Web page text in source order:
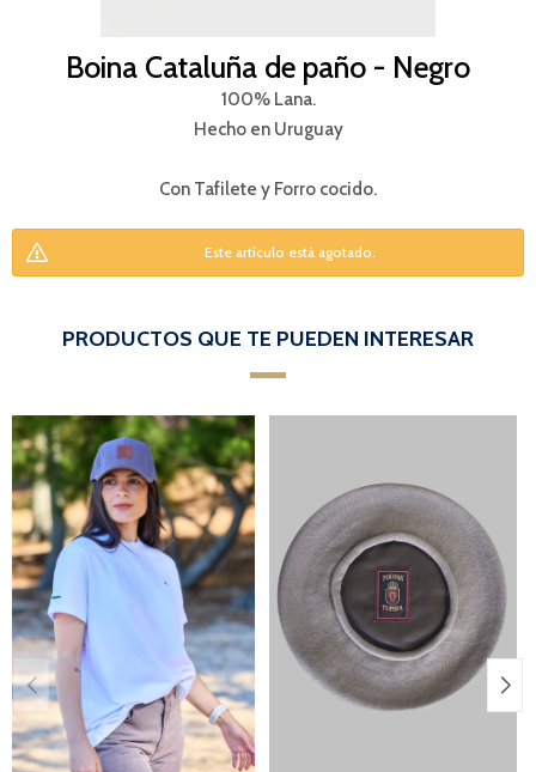
Boina Cataluña de paño - Negro
100% Lana.
Hecho en Uruguay
Con Tafilete y Forro cocido.
Este artículo está agotado.
PRODUCTOS QUE TE PUEDEN INTERESAR